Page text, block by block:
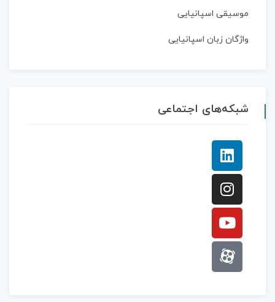
موسیقی اسپانیایی
واژگان زبان اسپانیایی
شبکه‌های اجتماعی